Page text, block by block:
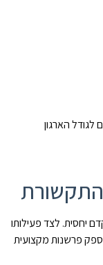
הארגון
התקשורת
יחסית. לצד פעילותו
פרשנות מקצועית